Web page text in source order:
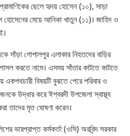
ছেলে হৃদয় হোসেন (১০), সাড়া
হোসেনের মেয়ে আনিকা খাতুন (১১)। জাহিদ ও
সাঁড়া গোপালপুর এলাকার নিহতদের বাড়ির
করতে নামে। এসময় সাঁতার কাটতে কাটতে
একপথচারী বিষয়টি বুঝতে পেরে পরিবার ও
উদ্ধার করে ঈশ্বরদী উপজেলা স্বাস্থ্য
তাদের মৃত ঘোষণা করেন।
ভারপ্রাপ্ত কর্মকর্তা (ওসি) অরবিন্দ সরকার